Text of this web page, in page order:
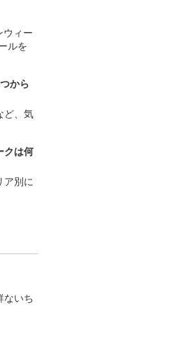
ウィー
ルを
から
ど、気
クは何
ア別に
ないち